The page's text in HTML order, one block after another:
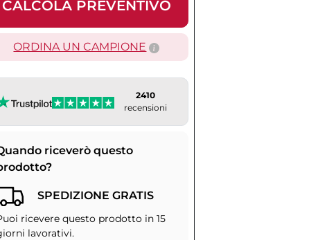
CALCOLA PREVENTIVO
ORDINA UN CAMPIONE
2410
recensioni
riceverò questo
SPEDIZIONE GRATIS
ricevere questo prodotto in 15
lavorativi.